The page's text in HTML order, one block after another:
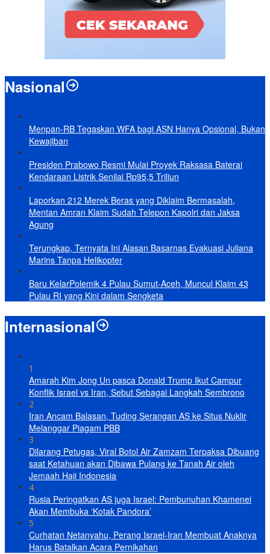
Nasional
Menpan-RB Tegaskan WFA bagi ASN Hanya Opsional, Bukan
Kewajiban
Presiden Prabowo Resmi Mulai Proyek Raksasa Baterai
Kendaraan Listrik Senilai Rp95,5 Triliun
Laporkan 212 Merek Beras yang Diklaim Bermasalah,
Mentan Amran Klaim Sudah Telepon Kapolri dan Jaksa
Agung
Terungkap, Ternyata Ini Alasan Basarnas Evakuasi Juliana
Marins Tanpa Helikopter
Baru KelarPolemik 4 Pulau Sumut-Aceh, Muncul Klaim 43
Pulau RI yang Kini dalam Sengketa
Internasional
1
Amarah Kim Jong Un pasca Donald Trump Ikut Campur
Konflik Israel vs Iran, Sebut Sebagai Langkah Sembrono
2
Iran Ancam Balasan, Tuding Serangan AS ke Situs Nuklir
Melanggar Piagam PBB
3
Dilarang Petugas, Viral Botol Air Zamzam Terpaksa Dibuang
saat Ketahuan akan Dibawa Pulang ke Tanah Air oleh
Jemaah Haji Indonesia
4
Rusia Peringatkan AS juga Israel: Pembunuhan Khamenei
Akan Membuka ‘Kotak Pandora’
5
Curhatan Netanyahu, Perang Israel-Iran Membuat Anaknya
Harus Batalkan Acara Pernikahan